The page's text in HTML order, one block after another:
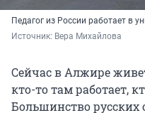
Педагог из России работает в
Источник: Вера Михайлова
Сейчас в Алжире
кто-то там работает,
Большинство русских